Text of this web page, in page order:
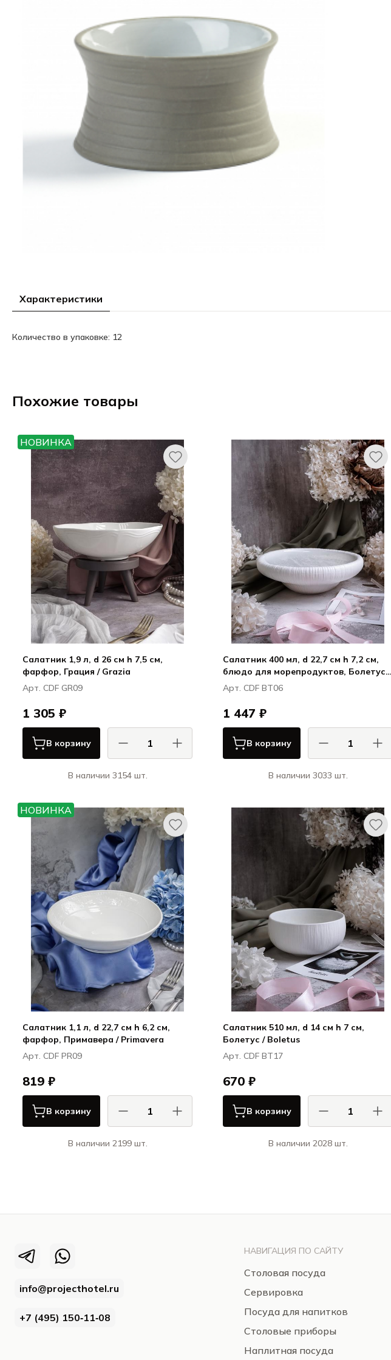
Характеристики
Количество в упаковке: 12
Похожие товары
НОВИНКА
Салатник 1,9 л, d 26 см h 7,5 см,
фарфор, Грация / Grazia
Арт. CDF GR09
1 305 ₽
В корзину
В наличии 3154 шт.
Грация / Grazia
Салатник 400 мл, d 22,7 см h 7,2 см,
блюдо для морепродуктов, Болетус /
Boletus
Арт. CDF BT06
1 447 ₽
В корзину
В наличии 3033 шт.
Болетус / Boletus
НОВИНКА
Салатник 1,1 л, d 22,7 см h 6,2 см,
фарфор, Примавера / Primavera
Арт. CDF PR09
819 ₽
В корзину
В наличии 2199 шт.
Салатник 510 мл, d 14 см h 7 см,
Болетус / Boletus
Арт. CDF BT17
670 ₽
В корзину
В наличии 2028 шт.
info@projecthotel.ru
+7 (495) 150‑11‑08
НАВИГАЦИЯ ПО САЙТУ
Столовая посуда
Сервировка
Посуда для напитков
Столовые приборы
Наплитная посуда